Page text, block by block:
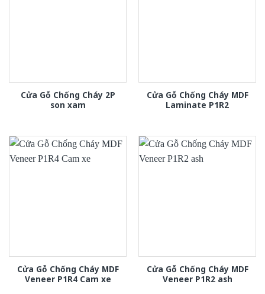
Cửa Gỗ Chống Cháy 2P
son xam
Cửa Gỗ Chống Cháy MDF
Laminate P1R2
Cửa Gỗ Chống Cháy MDF
Veneer P1R4 Cam xe
Cửa Gỗ Chống Cháy MDF
Veneer P1R2 ash